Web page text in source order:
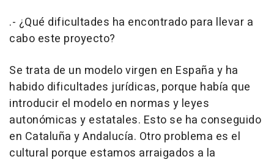
.- ¿Qué dificultades ha encontrado para llevar a
cabo este proyecto?
Se trata de un modelo virgen en España y ha
habido dificultades jurídicas, porque había que
introducir el modelo en normas y leyes
autonómicas y estatales. Esto se ha conseguido
en Cataluña y Andalucía. Otro problema es el
cultural porque estamos arraigados a la